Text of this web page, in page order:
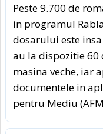
Peste 9.700 de
in programul
dosarului este
au la dispozitie 60
masina veche, iar
documentele in
pentru Mediu